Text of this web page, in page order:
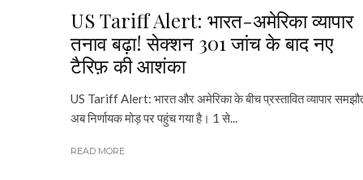
US Tariff Alert: भारत-अमेरिका व्यापार
तनाव बढ़ा! सेक्शन 301 जांच के बाद नए
टैरिफ़ की आशंका
US Tariff Alert: भारत और अमेरिका के बीच प्रस्तावित व्यापार
अब निर्णायक मोड़ पर पहुंच गया है। 1 से...
READ MORE